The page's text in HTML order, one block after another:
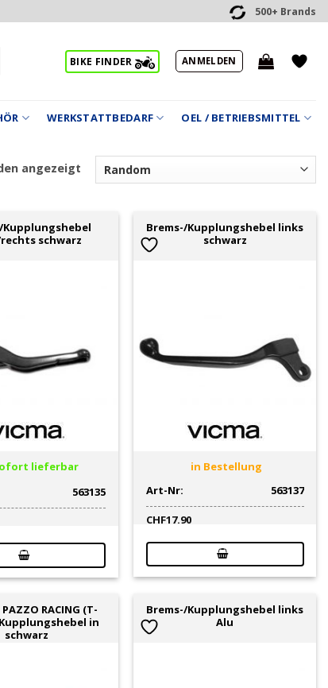
500+ Brands
BIKE FINDER ANMELDEN
WERKSTATTBEDARF OEL / BETRIEBSMITTEL
angezeigt
Kupplungshebel
schwarz
lieferbar
563135
Brems-/Kupplungshebel links
schwarz
in Bestellung
Art-Nr:
563137
CHF17.90
RACING (T-
Kupplungshebel in
schwarz
Brems-/Kupplungshebel links
Alu